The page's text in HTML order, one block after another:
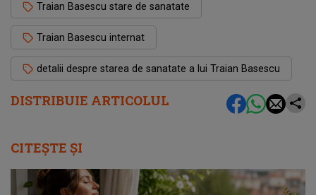
DISTRIBUIE ARTICOLUL
Traian Basescu stare de sanatate
Traian Basescu internat
detalii despre starea de sanatate a lui Traian Basescu
CITEȘTE ȘI